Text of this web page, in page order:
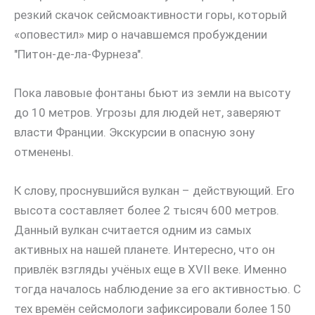
резкий скачок сейсмоактивности горы, который
«оповестил» мир о начавшемся пробуждении
"Питон-де-ла-Фурнеза".
Пока лавовые фонтаны бьют из земли на высоту
до 10 метров. Угрозы для людей нет, заверяют
власти Франции. Экскурсии в опасную зону
отменены.
К слову, проснувшийся вулкан – действующий. Его
высота составляет более 2 тысяч 600 метров.
Данный вулкан считается одним из самых
активных на нашей планете. Интересно, что он
привлёк взгляды учёных еще в XVII веке. Именно
тогда началось наблюдение за его активностью. С
тех времён сейсмологи зафиксировали более 150